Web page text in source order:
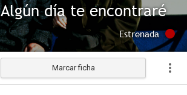
Algún día te encontraré
Estrenada
Marcar ficha